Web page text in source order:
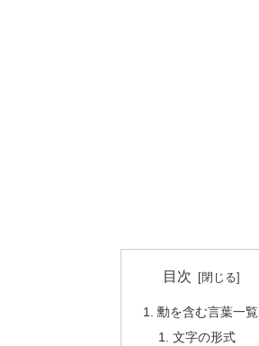
目次
勳を含む言葉一覧
文字の形式